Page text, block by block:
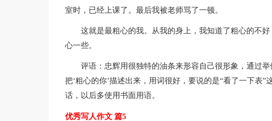
室时，已经上课了。最后我被老师骂了一顿。
这就是最粗心的我。从我的身上，我知道了粗心的不
心一些。
评语：忠辉用很独特的油条来形容自己很形象，通过
把‘粗心的你’描述出来，用词很好，要说的是“看了一下表
话，以后多使用书面用语。
优秀写人作文 篇5